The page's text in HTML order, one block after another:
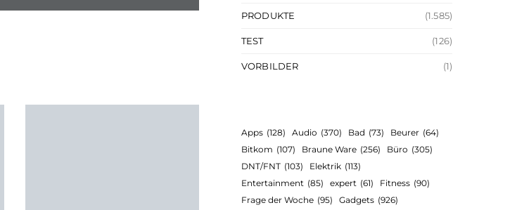
PRODUKTE (1.585)
TEST (126)
VORBILDER (1)
Apps (128) Audio (370) Bad (73) Beurer (64)
Bitkom (107) Braune Ware (256) Büro (305)
DNT/FNT (103) Elektrik (113)
Entertainment (85) expert (61) Fitness (90)
Frage der Woche (95) Gadgets (926)